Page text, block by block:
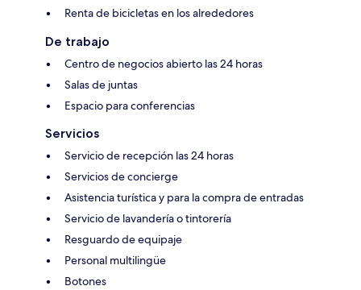
Renta de bicicletas en los alrededores
De trabajo
Centro de negocios abierto las 24 horas
Salas de juntas
Espacio para conferencias
Servicios
Servicio de recepción las 24 horas
Servicios de concierge
Asistencia turística y para la compra de entradas
Servicio de lavandería o tintorería
Resguardo de equipaje
Personal multilingüe
Botones